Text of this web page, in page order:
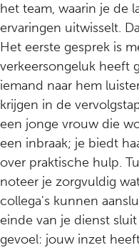
het team, waarin je de
ervaringen uitwisselt.
Het eerste gesprek is
verkeersongeluk heeft
iemand naar hem
krijgen in de
een jonge vrouw die
een inbraak; je biedt
over praktische hulp.
noteer je zorgvuldig
collega's kunnen
einde van je dienst
gevoel: jouw inzet